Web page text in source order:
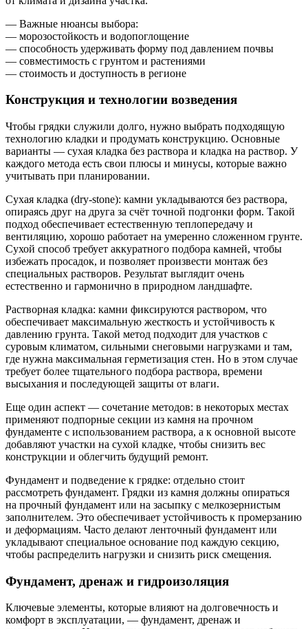
— Важные нюансы выбора:
— морозостойкость и водопоглощение
— способность удерживать форму под давлением почвы
— совместимость с грунтом и растениями
— стоимость и доступность в регионе
Конструкция и технологии возведения
Чтобы грядки служили долго, нужно выбрать подходящую
технологию кладки и продумать конструкцию. Основные
варианты — сухая кладка без раствора и кладка на раствор. У
каждого метода есть свои плюсы и минусы, которые важно
учитывать при планировании.
Сухая кладка (dry-stone): камни укладываются без раствора,
опираясь друг на друга за счёт точной подгонки форм. Такой
подход обеспечивает естественную теплопередачу и
вентиляцию, хорошо работает на умеренно сложенном грунте.
Сухой способ требует аккуратного подбора камней, чтобы
избежать просадок, и позволяет произвести монтаж без
специальных растворов. Результат выглядит очень
естественно и гармонично в природном ландшафте.
Растворная кладка: камни фиксируются раствором, что
обеспечивает максимальную жесткость и устойчивость к
давлению грунта. Такой метод подходит для участков с
суровым климатом, сильными снеговыми нагрузками и там,
где нужна максимальная герметизация стен. Но в этом случае
требует более тщательного подбора раствора, времени
высыхания и последующей защиты от влаги.
Еще один аспект — сочетание методов: в некоторых местах
применяют подпорные секции из камня на прочном
фундаменте с использованием раствора, а к основной высоте
добавляют участки на сухой кладке, чтобы снизить вес
конструкции и облегчить будущий ремонт.
Фундамент и подведение к грядке: отдельно стоит
рассмотреть фундамент. Грядки из камня должны опираться
на прочный фундамент или на засыпку с мелкозернистым
заполнителем. Это обеспечивает устойчивость к промерзанию
и деформациям. Часто делают ленточный фундамент или
укладывают специальное основание под каждую секцию,
чтобы распределить нагрузки и снизить риск смещения.
Фундамент, дренаж и гидроизоляция
Ключевые элементы, которые влияют на долговечность и
комфорт в эксплуатации, — фундамент, дренаж и